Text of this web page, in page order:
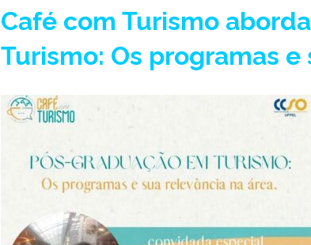
Café com Turismo
Turismo: Os programas